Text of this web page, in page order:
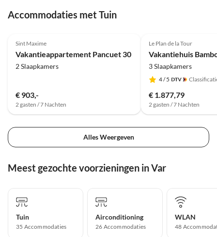
wärmstens empfehlen und kommen gerne wieder. A
Accommodaties met Tuin
Sint Maxime
Vakantieappartement Pancuet 30
2 Slaapkamers
€ 903,-
2 gasten / 7 Nachten
Le Plan de la Tour
Vakantiehuis
3 Slaapkamers
4/ 5
€ 1.877,79
2 gasten / 7 Nachten
Alles Weergeven
Meest gezochte voorzieningen in Var
Tuin
35 Accommodaties
Airconditioning
26 Accommodaties
WLAN
48